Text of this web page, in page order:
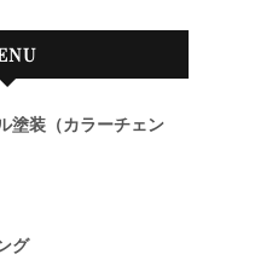
塗装（カラーチェン
グ